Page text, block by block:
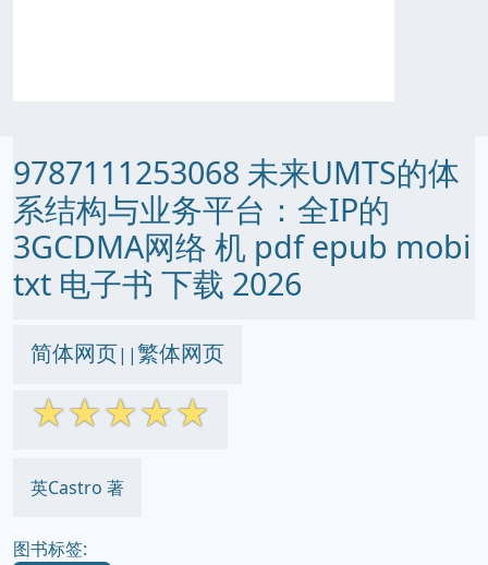
9787111253068 未来UMTS的体
系结构与业务平台：全IP的
3GCDMA网络 机 pdf epub mobi
txt 电子书 下载 2026
简体网页||繁体网页
☆☆☆☆☆
英Castro 著
图书标签: